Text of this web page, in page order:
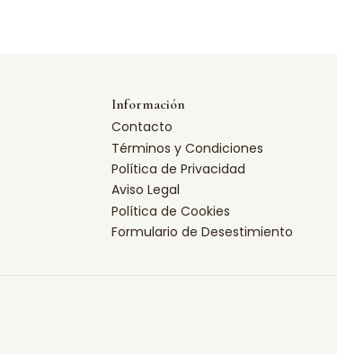
Información
Contacto
Términos y Condiciones
Política de Privacidad
Aviso Legal
Política de Cookies
Formulario de Desestimiento